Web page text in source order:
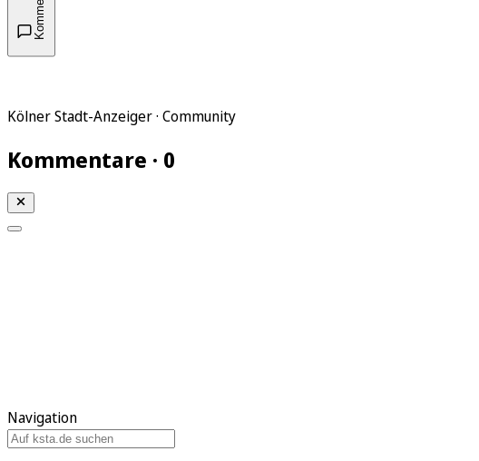
Kölner Stadt-Anzeiger · Community
Kommentare · 0
Navigation